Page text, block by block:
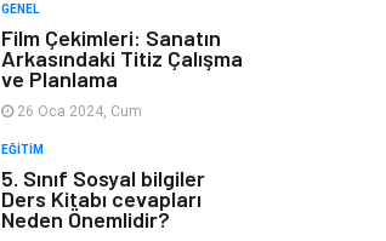
Yeme İçme
Spor
GENEL
Film Çekimleri: Sanatın
Arkasındaki Titiz Çalışma
ve Planlama
26 Oca 2024, Cum
EĞITIM
5. Sınıf Sosyal bilgiler
Ders Kitabı cevapları
Neden Önemlidir?